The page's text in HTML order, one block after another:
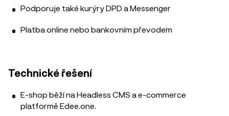
Podporuje také kurýry DPD a Messenger
Platba online nebo bankovním převodem
Technické řešení
E-shop běží na Headless CMS a e-commerce
platformě Edee.one.